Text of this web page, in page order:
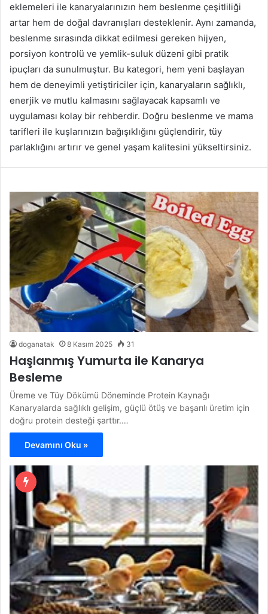
eklemeleri ile kanaryalarınızın hem beslenme çeşitliliği
artar hem de doğal davranışları desteklenir. Aynı zamanda,
beslenme sırasında dikkat edilmesi gereken hijyen,
porsiyon kontrolü ve yemlik-suluk düzeni gibi pratik
ipuçları da sunulmuştur. Bu kategori, hem yeni başlayan
hem de deneyimli yetiştiriciler için, kanaryaların sağlıklı,
enerjik ve mutlu kalmasını sağlayacak kapsamlı ve
uygulaması kolay bir rehberdir. Doğru beslenme ve mama
tarifleri ile kuşlarınızın bağışıklığını güçlendirir, tüy
parlaklığını artırır ve genel yaşam kalitesini yükseltirsiniz.
doganatak 8 Kasım 2025 31
Haşlanmış Yumurta ile Kanarya
Besleme
Üreme ve Tüy Dökümü Döneminde Protein Kaynağı
Kanaryalarda sağlıklı gelişim, güçlü ötüş ve başarılı üretim için
doğru protein desteği şarttır.…
Devamını Oku »